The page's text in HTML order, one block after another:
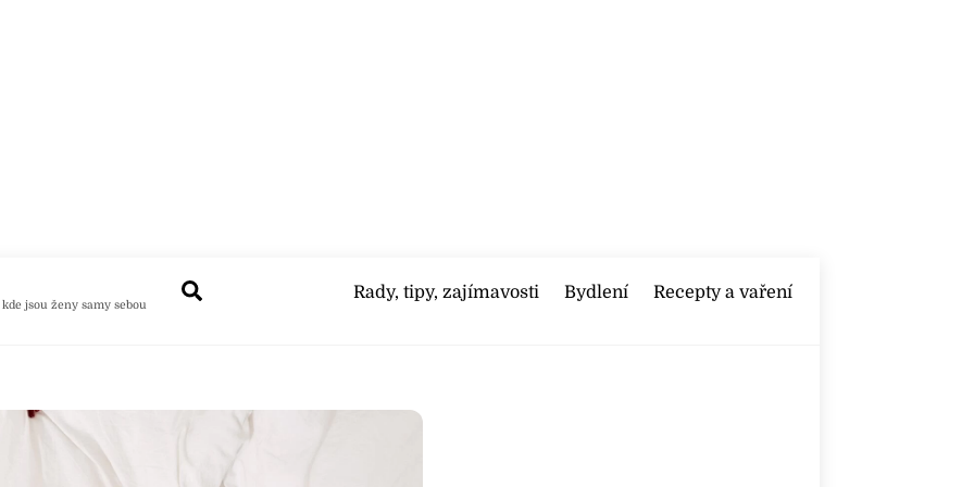
kde jsou ženy samy sebou
Rady, tipy, zajímavosti Bydlení Recepty a vaření